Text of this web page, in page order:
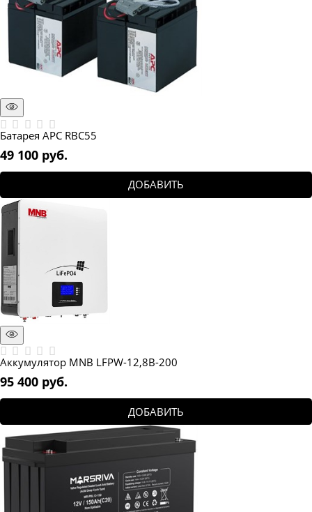
Батарея APC RBC55
49 100 руб.
ДОБАВИТЬ
Аккумулятор MNB LFPW-12,8В-200
95 400 руб.
ДОБАВИТЬ